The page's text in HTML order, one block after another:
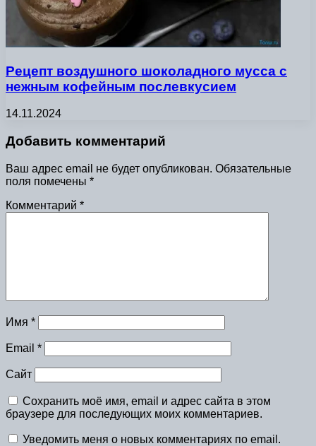
Рецепт воздушного шоколадного мусса с
нежным кофейным послевкусием
14.11.2024
Добавить комментарий
Ваш адрес email не будет опубликован. Обязательные
поля помечены *
Комментарий *
Имя *
Email *
Сайт
Сохранить моё имя, email и адрес сайта в этом
браузере для последующих моих комментариев.
Уведомить меня о новых комментариях по email.